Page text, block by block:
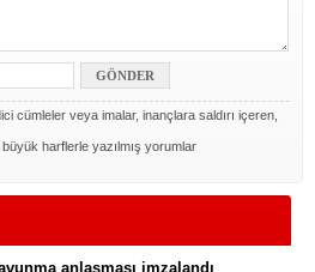
cümleler veya imalar, inançlara saldırı içeren,
harflerle yazılmış yorumlar
anlaşması imzalandı